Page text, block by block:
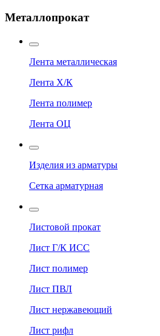
Металлопрокат
Лента металлическая
Лента Х/К
Лента полимер
Лента ОЦ
Изделия из арматуры
Сетка арматурная
Листовой прокат
Лист Г/К ИСС
Лист полимер
Лист ПВЛ
Лист нержавеющий
Лист рифл